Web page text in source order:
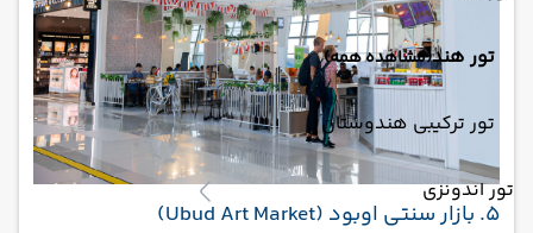
تور هند(مشاهده همه)
تور ترکیبی هندوستان
تور اندونزی
5. بازار سنتی اوبود (Ubud Art Market)